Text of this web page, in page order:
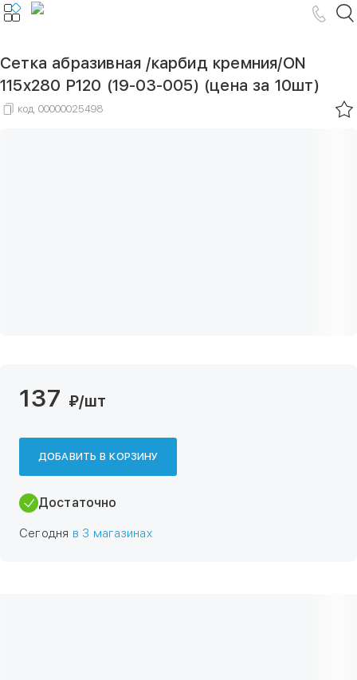
Сетка абразивная /карбид кремния/ON
115х280 Р120 (19-03-005) (цена за 10шт)
код 00000025498
137 ₽/шт
ДОБАВИТЬ В КОРЗИНУ
Достаточно
Сегодня в 3 магазинах